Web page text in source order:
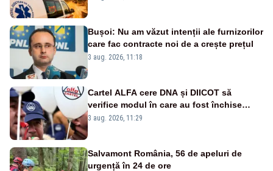
Bușoi: Nu am văzut intenții ale furnizorilor
care fac contracte noi de a crește prețul
3 aug. 2026, 11:18
Cartel ALFA cere DNA și DIICOT să
verifice modul în care au fost închise
centralele pe cărbune
3 aug. 2026, 11:29
Salvamont România, 56 de apeluri de
urgență în 24 de ore